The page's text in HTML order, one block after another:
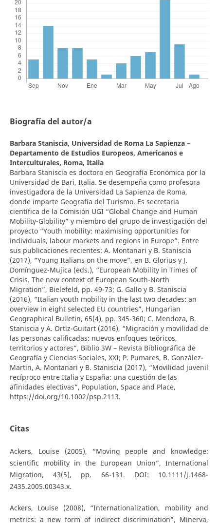
Biografía del autor/a
Barbara Staniscia, Universidad de Roma La Sapienza –
Departamento de Estudios Europeos, Americanos e
Interculturales, Roma, Italia
Barbara Staniscia es doctora en Geografía Económica por la
Universidad de Bari, Italia. Se desempeña como profesora
investigadora de la Universidad La Sapienza de Roma,
donde imparte Geografía del Turismo. Es secretaria
científica de la Comisión UGI “Global Change and Human
Mobility-Globility” y miembro del grupo de investigación del
proyecto “Youth mobility: maximising opportunities for
individuals, labour markets and regions in Europe”. Entre
sus publicaciones recientes: A. Montanari y B. Staniscia
(2017), “Young Italians on the move”, en B. Glorius y J.
Domínguez-Mujica (eds.), “European Mobility in Times of
Crisis. The new context of European South-North
Migration”, Bielefeld, pp. 49-73; G. Gallo y B. Staniscia
(2016), “Italian youth mobility in the last two decades: an
overview in eight selected EU countries”, Hungarian
Geographical Bulletin, 65(4), pp. 345-360; C. Mendoza, B.
Staniscia y A. Ortiz-Guitart (2016), “Migración y movilidad de
las personas calificadas: nuevos enfoques teóricos,
territorios y actores”, Biblio 3W – Revista Bibliográfica de
Geografía y Ciencias Sociales, XXI; P. Pumares, B. González-
Martin, A. Montanari y B. Staniscia (2017), “Movilidad juvenil
recíproco entre Italia y España: una cuestión de las
afinidades electivas”, Population, Space and Place,
https://doi.org/10.1002/psp.2113.
Citas
Ackers, Louise (2005), “Moving people and knowledge:
scientific mobility in the European Union”, International
Migration, 43(5), pp. 66-131. DOI: 10.1111/j.1468-
2435.2005.00343.x.
Ackers, Louise (2008), “Internationalization, mobility and
metrics: a new form of indirect discrimination”, Minerva,